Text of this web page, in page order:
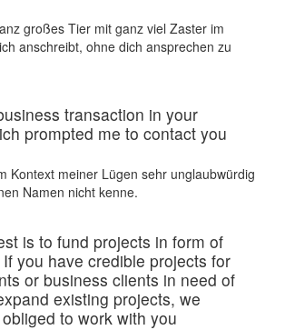
großes Tier mit ganz viel Zaster im
anschreibt, ohne dich ansprechen zu
transaction in your
prompted me to contact you
Kontext meiner Lügen sehr unglaubwürdig
Namen nicht kenne.
is to fund projects in form of
you have credible projects for
or business clients in need of
existing projects, we
to work with you